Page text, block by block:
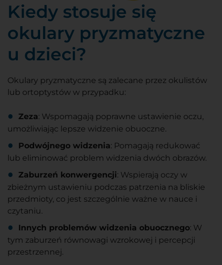
Kiedy stosuje się
okulary pryzmatyczne
u dzieci?
Okulary pryzmatyczne są zalecane przez okulistów
lub ortoptystów w przypadku:
Zeza: Wspomagają poprawne ustawienie oczu,
umożliwiając lepsze widzenie obuoczne.
Podwójnego widzenia: Pomagają redukować
lub eliminować problem widzenia dwóch obrazów.
Zaburzeń konwergencji: Wspierają oczy w
zbieżnym ustawieniu podczas patrzenia na bliskie
przedmioty, co jest szczególnie ważne w nauce i
czytaniu.
Innych problemów widzenia obuocznego: W
tym zaburzeń równowagi wzrokowej i percepcji
przestrzennej.